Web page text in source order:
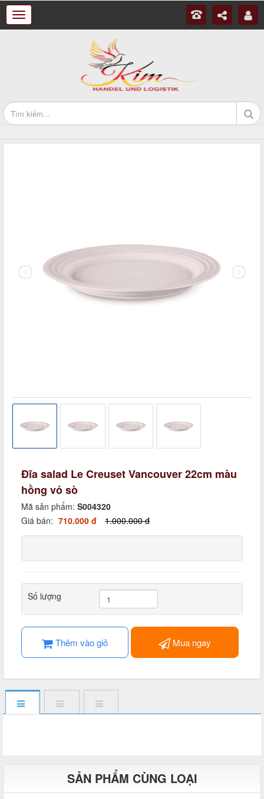
Đĩa salad Le Creuset Vancouver 22cm màu
hồng vỏ sò
Mã sản phẩm: S004320
Giá bán: 710.000 đ 1.000.000 đ
Số lượng
Thêm vào giỏ Mua ngay
SẢN PHẨM CÙNG LOẠI